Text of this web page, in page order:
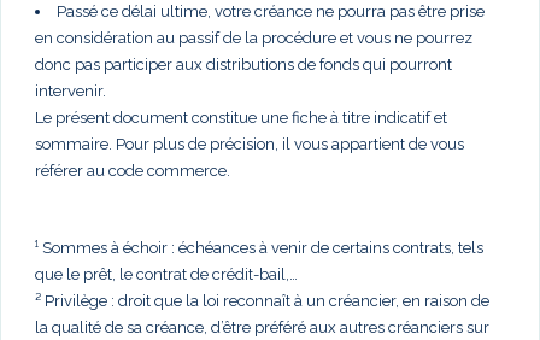
Passé ce délai ultime, votre créance ne pourra pas être prise
en considération au passif de la procédure et vous ne pourrez
donc pas participer aux distributions de fonds qui pourront
intervenir.
Le présent document constitue une fiche à titre indicatif et
sommaire. Pour plus de précision, il vous appartient de vous
référer au code commerce.
¹ Sommes à échoir : échéances à venir de certains contrats, tels
que le prêt, le contrat de crédit-bail,…
² Privilège : droit que la loi reconnaît à un créancier, en raison de
la qualité de sa créance, d’être préféré aux autres créanciers sur